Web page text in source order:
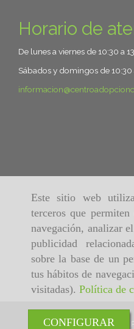
Este sitio web
terceros que
navegación, analizar
publicidad
sobre la base de un
tus hábitos de
visitadas). Política de
CONFIGURAR
Horario de
De lunes a viernes de 10:30 a
Sábados y domingos de 10:30
informacion
Inicio Aviso Legal